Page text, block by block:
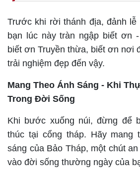
Trước khi rời thánh địa, đảnh lễ
bạn lúc này tràn ngập biết ơn
biết ơn Truyền thừa, biết ơn nơi
trải nghiệm đẹp đến vậy.
Mang Theo Ánh Sáng - Khi
Trong Đời Sống
Khi bước xuống núi, đừng để
thúc tại cổng tháp. Hãy mang
sáng của Bảo Tháp, một chút
vào đời sống thường ngày của